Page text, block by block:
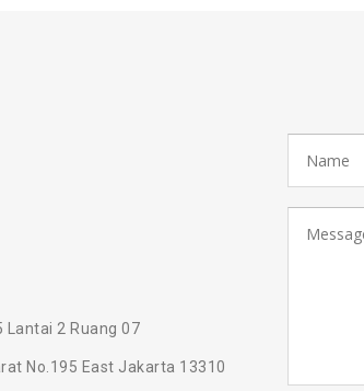
Lantai 2 Ruang 07
No.195 East Jakarta 13310